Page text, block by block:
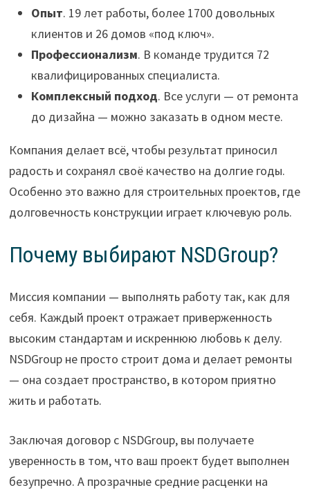
Опыт. 19 лет работы, более 1700 довольных
клиентов и 26 домов «под ключ».
Профессионализм. В команде трудится 72
квалифицированных специалиста.
Комплексный подход. Все услуги — от ремонта
до дизайна — можно заказать в одном месте.
Компания делает всё, чтобы результат приносил
радость и сохранял своё качество на долгие годы.
Особенно это важно для строительных проектов, где
долговечность конструкции играет ключевую роль.
Почему выбирают NSDGroup?
Миссия компании — выполнять работу так, как для
себя. Каждый проект отражает приверженность
высоким стандартам и искреннюю любовь к делу.
NSDGroup не просто строит дома и делает ремонты
— она создает пространство, в котором приятно
жить и работать.
Заключая договор с NSDGroup, вы получаете
уверенность в том, что ваш проект будет выполнен
безупречно. А прозрачные средние расценки на